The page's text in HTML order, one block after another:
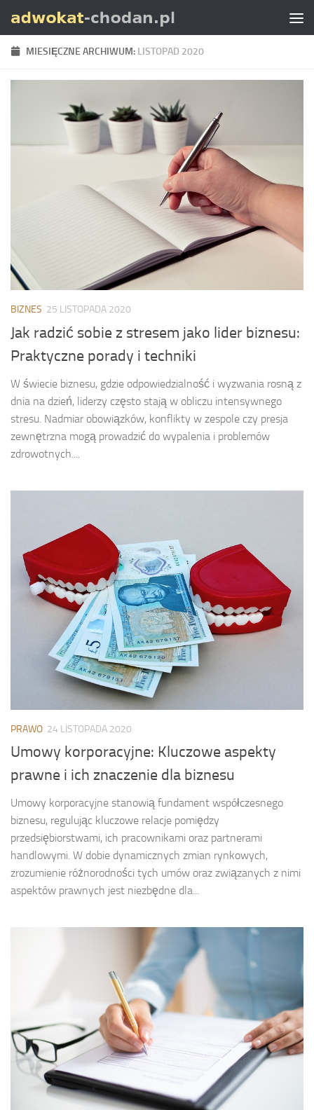
Skip to content
MIESIĘCZNE ARCHIWUM: LISTOPAD 2020
BIZNES 25 LISTOPADA 2020
Jak radzić sobie z stresem jako lider biznesu:
Praktyczne porady i techniki
W świecie biznesu, gdzie odpowiedzialność i wyzwania rosną z
dnia na dzień, liderzy często stają w obliczu intensywnego
stresu. Nadmiar obowiązków, konflikty w zespole czy presja
zewnętrzna mogą prowadzić do wypalenia i problemów
zdrowotnych....
PRAWO 24 LISTOPADA 2020
Umowy korporacyjne: Kluczowe aspekty
prawne i ich znaczenie dla biznesu
Umowy korporacyjne stanowią fundament współczesnego
biznesu, regulując kluczowe relacje pomiędzy
przedsiębiorstwami, ich pracownikami oraz partnerami
handlowymi. W dobie dynamicznych zmian rynkowych,
zrozumienie różnorodności tych umów oraz związanych z nimi
aspektów prawnych jest niezbędne dla...